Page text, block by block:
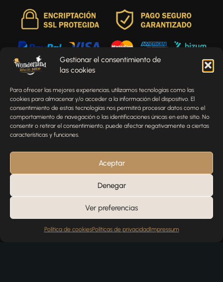
Gestionar el consentimiento de
las cookies
Para ofrecer las mejores experiencias, utilizamos tecnologías como las
cookies para almacenar y/o acceder a la información del dispositivo. El
consentimiento de estas tecnologías nos permitirá procesar datos como el
comportamiento de navegación o las identificaciones únicas en este sitio. No
consentir o retirar el consentimiento, puede afectar negativamente a ciertas
características y funciones.
Aceptar
Denegar
Ver preferencias
Política de cookiesPolíticas de privacidadImpressum
Envíenos un mensaje
¿Tienes alguna pregunta, comentario o necesitas ayuda
con tu pedido? Estamos aquí para ayudarte.
NOMBRE
EMAIL
MENSAJE